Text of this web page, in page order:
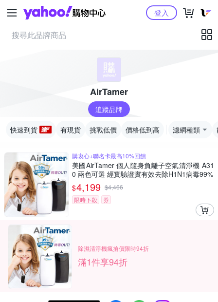
Yahoo購物中心登入
AirTamer
追蹤品牌
快速到貨 有現貨 挑戰低價 價格低到高 濾網種類
購衷心+聯名卡最高10%回饋
美國AirTamer 個人隨身負離子空氣清淨機 A31
0 兩色可選 經實驗證實有效去除H1N1病毒99%
$4,199 $4,466
限時下殺
券
除濕清淨機瘋搶價限時94折
滿1件享94折